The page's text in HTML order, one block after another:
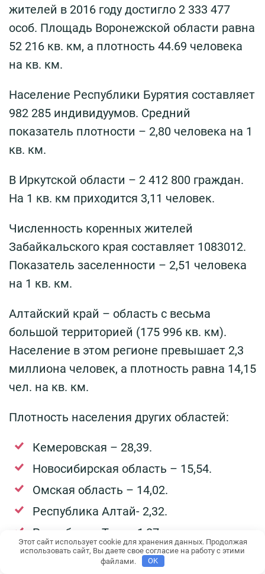
жителей в 2016 году достигло 2 333 477
особ. Площадь Воронежской области равна
52 216 кв. км, а плотность 44.69 человека
на кв. км.
Население Республики Бурятия составляет
982 285 индивидуумов. Средний
показатель плотности – 2,80 человека на 1
кв. км.
В Иркутской области – 2 412 800 граждан.
На 1 кв. км приходится 3,11 человек.
Численность коренных жителей
Забайкальского края составляет 1083012.
Показатель заселенности – 2,51 человека
на 1 кв. км.
Алтайский край – область с весьма
большой территорией (175 996 кв. км).
Население в этом регионе превышает 2,3
миллиона человек, а плотность равна 14,15
чел. на кв. км.
Плотность населения других областей:
Кемеровская – 28,39.
Новосибирская область – 15,54.
Омская область – 14,02.
Республика Алтай- 2,32.
Республика Тыва- 1,87.
Республика Хакасия – 8,72.
Этот сайт использует cookie для хранения данных. Продолжая
использовать сайт, Вы даете свое согласие на работу с этими
файлами.
OK